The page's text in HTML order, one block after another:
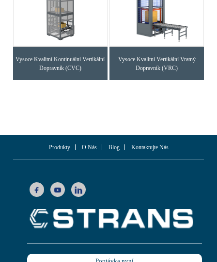
Vysoce Kvalitní Kontinuální Vertikální
Dopravník (CVC)
Vysoce Kvalitní Vertikální Vratný
Dopravník (VRC)
Produkty O Nás Blog Kontaktujte Nás